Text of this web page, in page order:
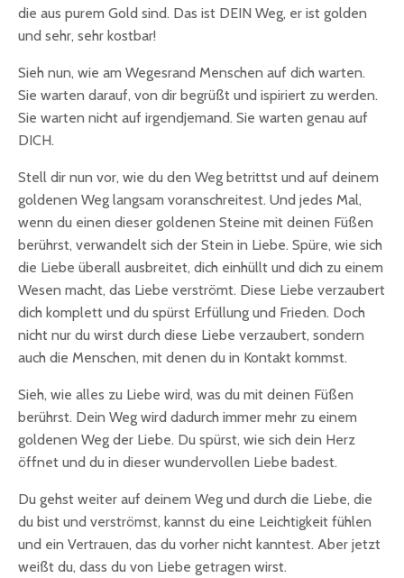
die aus purem Gold sind. Das ist DEIN Weg, er ist golden
und sehr, sehr kostbar!
Sieh nun, wie am Wegesrand Menschen auf dich warten.
Sie warten darauf, von dir begrüßt und ispiriert zu werden.
Sie warten nicht auf irgendjemand. Sie warten genau auf
DICH.
Stell dir nun vor, wie du den Weg betrittst und auf deinem
goldenen Weg langsam voranschreitest. Und jedes Mal,
wenn du einen dieser goldenen Steine mit deinen Füßen
berührst, verwandelt sich der Stein in Liebe. Spüre, wie sich
die Liebe überall ausbreitet, dich einhüllt und dich zu einem
Wesen macht, das Liebe verströmt. Diese Liebe verzaubert
dich komplett und du spürst Erfüllung und Frieden. Doch
nicht nur du wirst durch diese Liebe verzaubert, sondern
auch die Menschen, mit denen du in Kontakt kommst.
Sieh, wie alles zu Liebe wird, was du mit deinen Füßen
berührst. Dein Weg wird dadurch immer mehr zu einem
goldenen Weg der Liebe. Du spürst, wie sich dein Herz
öffnet und du in dieser wundervollen Liebe badest.
Du gehst weiter auf deinem Weg und durch die Liebe, die
du bist und verströmst, kannst du eine Leichtigkeit fühlen
und ein Vertrauen, das du vorher nicht kanntest. Aber jetzt
weißt du, dass du von Liebe getragen wirst.